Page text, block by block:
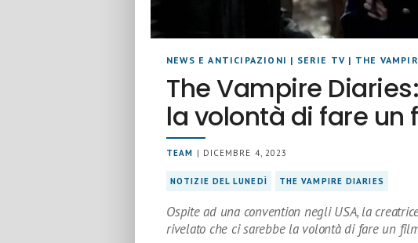
NEWS E ANTICIPAZIONI | SERIE TV | THE
The Vampire
la volontà di fare un
TEAM | DICEMBRE 4, 2023
NOTIZIE DEL LUNEDÌ THE VAMPIRE DIARIES
Ospite ad una convention negli USA, la
rivelato che ci sarebbe la volontà di fare un